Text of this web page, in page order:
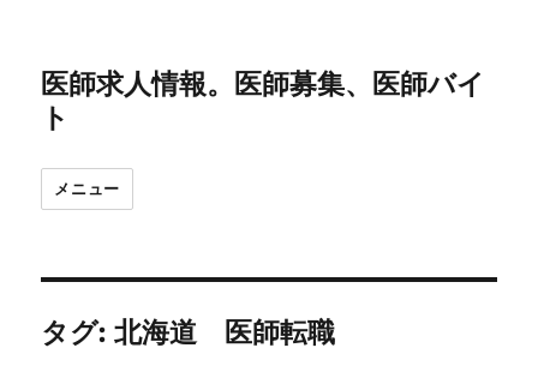
医師求人情報。医師募集、医師バイ
ト
メニュー
タグ:北海道 医師転職